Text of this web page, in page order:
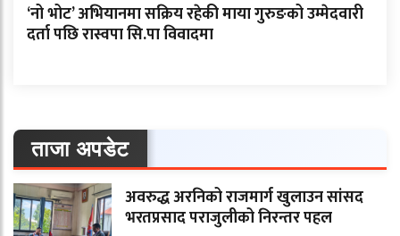
‘नो भोट’ अभियानमा सक्रिय रहेकी माया गुरुङको उम्मेदवारी
दर्ता पछि रास्वपा सि.पा विवादमा
ताजा अपडेट
अवरुद्ध अरनिको राजमार्ग खुलाउन सांसद
भरतप्रसाद पराजुलीको निरन्तर पहल